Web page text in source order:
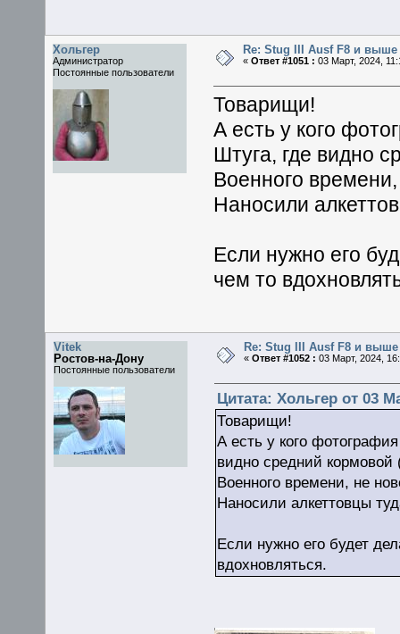
Хольгер
Администратор
Постоянные пользователи
Re: Stug III Ausf F8 и выше
« Ответ #1051 : 03 Март, 2024,
Товарищи!
А есть у кого
Штуга, где видно
Военного
Наносили
Если нужно его
чем то
Vitek
Ростов-на-Дону
Постоянные пользователи
Re: Stug III Ausf F8 и выше
« Ответ #1052 : 03 Март, 2024,
Цитата: Хольгер от 03
Товарищи!
А есть у кого
видно средний кормовой
Военного времени, не
Наносили алкеттовцы
Если нужно его будет
вдохновляться.